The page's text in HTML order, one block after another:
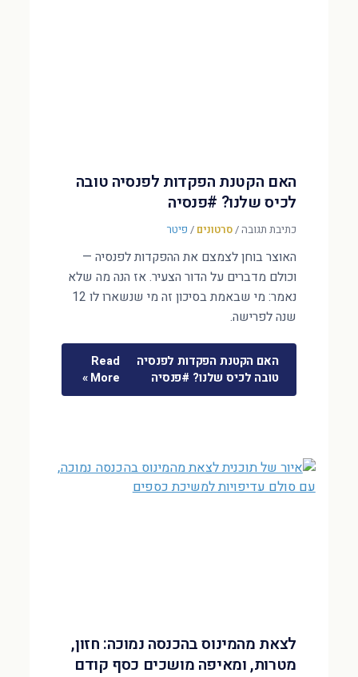
האם הקטנת הפקדות לפנסיה טובה
לכיס שלנו? #פנסיה
כתיבת תגובה/סרטונים / פיטר
האוצר בוחן לצמצם את ההפקדות לפנסיה —
וכולם מדברים על הדור הצעיר. אז הנה מה שלא
נאמר: מי שבאמת בסיכון זה מי שנשארו לו 12
שנה לפרישה.
האם הקטנת הפקדות לפנסיה
טובה לכיס שלנו? #פנסיה
Read
More »
לצאת מהמינוס בהכנסה נמוכה: חזון,
מטרות, ומאיפה מושכים כסף קודם